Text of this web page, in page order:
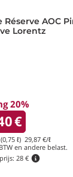
Réserve AOC
Lorentz
20%
€
ℓ) 29,87 €/ℓ
en andere belast.
28 €